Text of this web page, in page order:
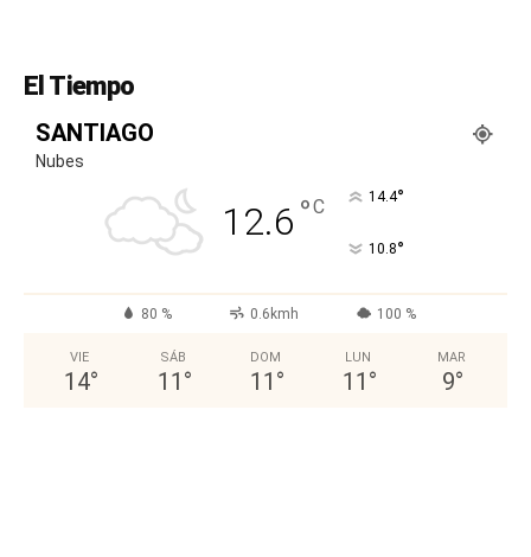
El Tiempo
SANTIAGO
Nubes
12.6 °C 14.4°
10.8°
80 % 0.6kmh 100 %
VIE
14°
SÁB
11 °
DOM
11 °
LUN
11 °
MAR
9°